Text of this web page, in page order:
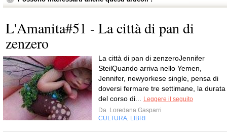
L'Amanita#51 - La città di pan di
zenzero
La città di pan di zenzeroJennifer
SteilQuando arriva nello Yemen,
Jennifer, newyorkese single, pensa di
doversi fermare tre settimane, la durata
del corso di...
Leggere il seguito
Da Loredana Gasparri
CULTURA LIBRI